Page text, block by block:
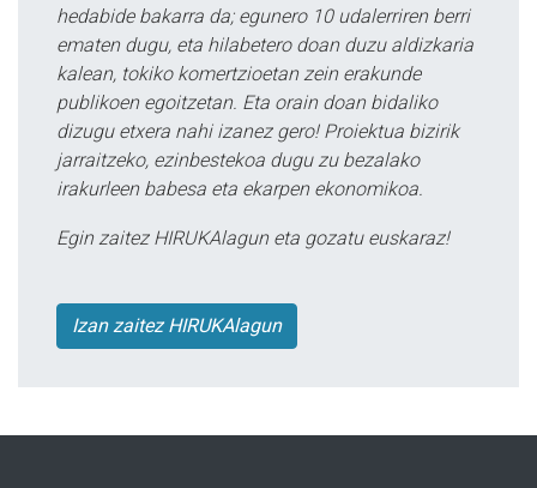
hedabide bakarra da; egunero 10 udalerriren berri
ematen dugu, eta hilabetero doan duzu aldizkaria
kalean, tokiko komertzioetan zein erakunde
publikoen egoitzetan. Eta orain doan bidaliko
dizugu etxera nahi izanez gero! Proiektua bizirik
jarraitzeko, ezinbestekoa dugu zu bezalako
irakurleen babesa eta ekarpen ekonomikoa.
Egin zaitez HIRUKAlagun eta gozatu euskaraz!
Izan zaitez HIRUKAlagun